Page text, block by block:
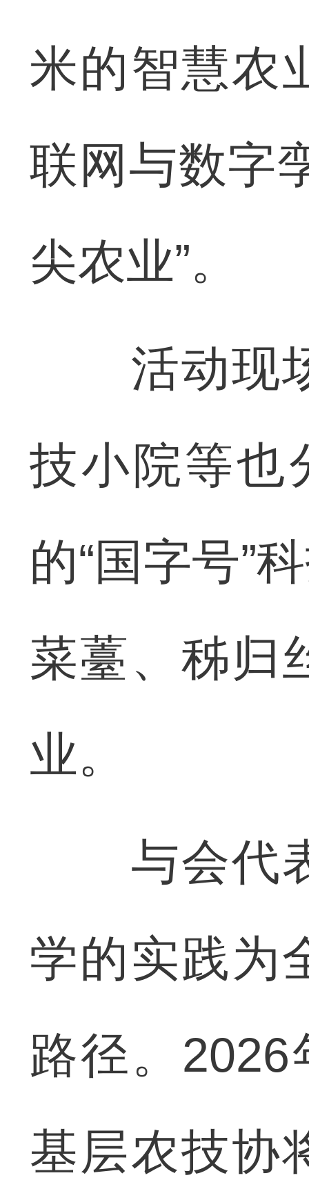
米的智慧农
联网与数字
尖农业”。
活动现场
技小院等也
的“国字号”
菜薹、秭归
业。
与会代表
学的实践为
路径。2026
基层农技协